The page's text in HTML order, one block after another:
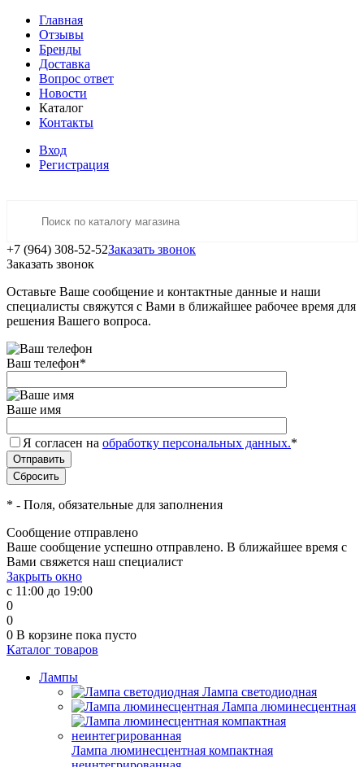
Главная
Отзывы
Бренды
Доставка
Вопрос ответ
Новости
Каталог
Контакты
Вход
Регистрация
+7 (964) 308-52-52Заказать звонок
Заказать звонок
Оставьте Ваше сообщение и контактные данные и наши
специалисты свяжутся с Вами в ближайшее рабочее время для
решения Вашего вопроса.
Ваш телефон*
Ваше имя
Я согласен на обработку персональных данных.*
* - Поля, обязательные для заполнения
Сообщение отправлено
Ваше сообщение успешно отправлено. В ближайшее время с
Вами свяжется наш специалист
Закрыть окно
с 11:00 до 19:00
0
0
0 В корзине пока пусто
Каталог товаров
Лампы
Лампа светодиодная
Лампа люминесцентная
Лампа люминесцентная компактная